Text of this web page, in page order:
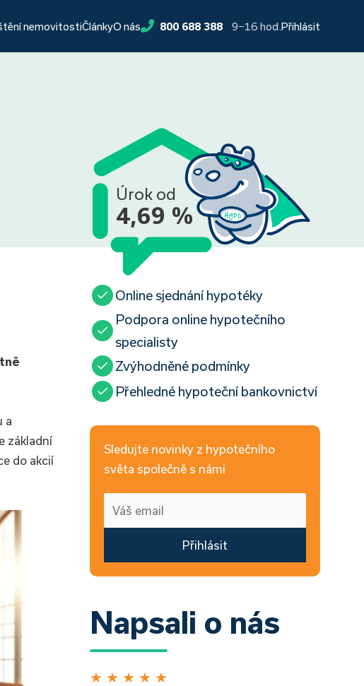
nemovitostiČlánkyO nás 800 688 388 9−16 hod. Přihlásit
Úrok od
4,69 %
a
základní
do akcií
Online sjednání hypotéky
Podpora online hypotečního
specialisty
Zvýhodněné podmínky
Přehledné hypoteční bankovnictví
Sledujte novinky z hypotečního
světa společně s námi
Přihlásit
Napsali o nás
★ ★ ★ ★ ★